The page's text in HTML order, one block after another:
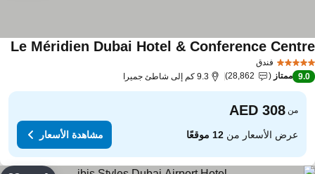
فندق
Le Méridien Dubai Hotel & Conference
9.0 ممتاز 28,862 9.3 كم إلى شاطئ جميرا
من
عرض الأسعار من12 موقعًا مشاهدة الأسعار